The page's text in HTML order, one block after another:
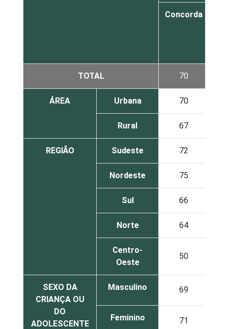
Concorda
TOTAL 70
ÁREA Urbana 70
Rural 67
REGIÃO Sudeste 72
Nordeste 75
Sul 66
Norte 64
Centro-
Oeste
50
SEXO DA
CRIANÇA OU
DO
ADOLESCENTE
Masculino 69
Feminino 71